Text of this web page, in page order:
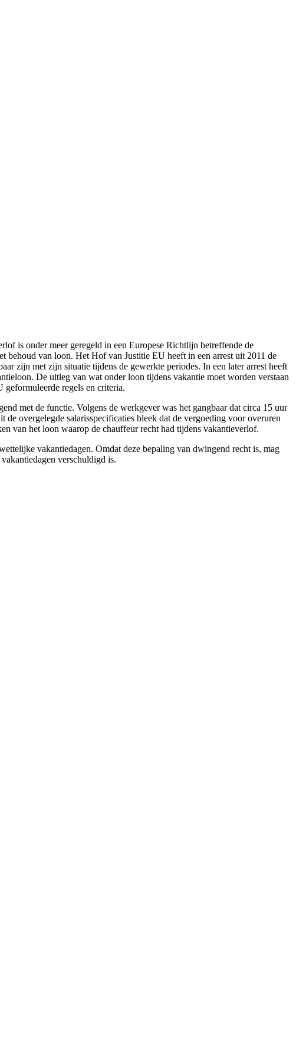
is onder meer geregeld in een Europese Richtlijn betreffende de
behoud van loon. Het Hof van Justitie EU heeft in een arrest uit 2011 de
zijn met zijn situatie tijdens de gewerkte periodes. In een later arrest heeft
De uitleg van wat onder loon tijdens vakantie moet worden verstaan
geformuleerde regels en criteria.
met de functie. Volgens de werkgever was het gangbaar dat circa 15 uur
overgelegde salarisspecificaties bleek dat de vergoeding voor overuren
van het loon waarop de chauffeur recht had tijdens vakantieverlof.
vakantiedagen. Omdat deze bepaling van dwingend recht is, mag
verschuldigd is.